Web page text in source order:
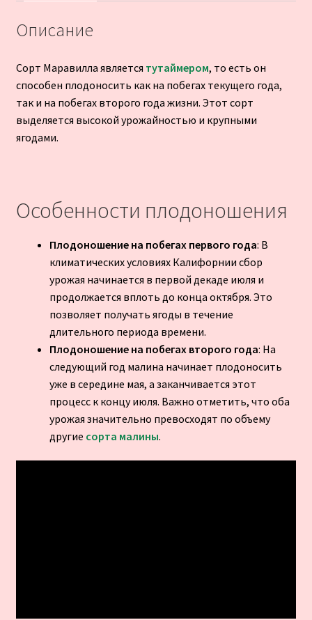
Описание
Сорт Маравилла является тутаймером, то есть он
способен плодоносить как на побегах текущего года,
так и на побегах второго года жизни. Этот сорт
выделяется высокой урожайностью и крупными
ягодами.
Особенности плодоношения
Плодоношение на побегах первого года: В
климатических условиях Калифорнии сбор
урожая начинается в первой декаде июля и
продолжается вплоть до конца октября. Это
позволяет получать ягоды в течение
длительного периода времени.
Плодоношение на побегах второго года: На
следующий год малина начинает плодоносить
уже в середине мая, а заканчивается этот
процесс к концу июля. Важно отметить, что оба
урожая значительно превосходят по объему
другие сорта малины.